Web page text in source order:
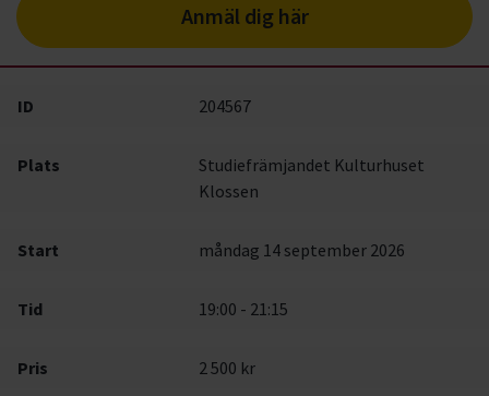
Anmäl dig här
ID 204567
Plats
Studiefrämjandet Kulturhuset
Klossen
Start måndag 14 september 2026
Tid 19:00 - 21:15
Pris 2 500 kr